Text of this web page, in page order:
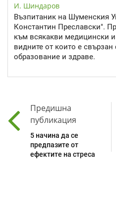
И. Шиндаров
Възпитаник на Шуменския
Константин Преславски".
към всякакви медицински
видните от които е свързан
образование и здраве.
Предишна
публикация
5 начина да се
предпазите от
ефектите на стреса